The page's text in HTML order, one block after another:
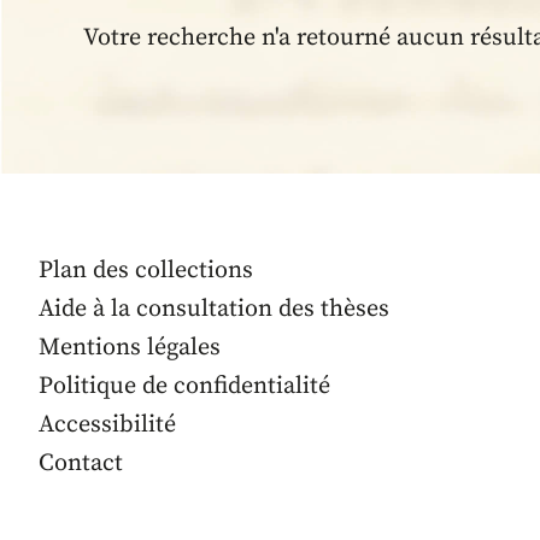
Votre recherche n'a retourné aucun
Plan des collections
Aide à la consultation des thèses
Mentions légales
Politique de confidentialité
Accessibilité
Contact